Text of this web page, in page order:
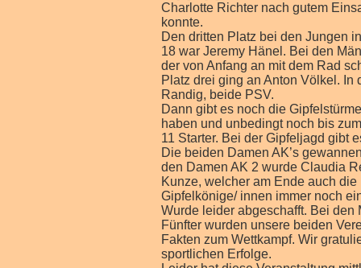
Charlotte Richter nach gutem
konnte.
Den dritten Platz bei den Jungen
18 war Jeremy Hänel. Bei den
der von Anfang an mit dem Rad
Platz drei ging an Anton Völkel.
Randig, beide PSV.
Dann gibt es noch die
haben und unbedingt noch bis
11 Starter. Bei der Gipfeljagd gibt
Die beiden Damen AK’s
den Damen AK 2 wurde Claudia
Kunze, welcher am Ende auch
Gipfelkönige/ innen immer noch
Wurde leider abgeschafft. Bei den
Fünfter wurden unsere beiden
Fakten zum Wettkampf. Wir
sportlichen Erfolge.